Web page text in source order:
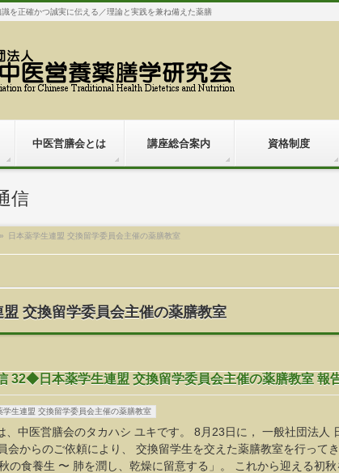
を正確かつ誠実に伝える／理論と実践を兼ね備えた薬膳
中医営膳会とは 講座総合案内 資格制度
信
» 日本薬学生連盟 交換留学委員会主催の薬膳教室
盟 交換留学委員会主催の薬膳教室
32◆日本薬学生連盟 交換留学委員会主催の薬膳教室 報
学生連盟 交換留学委員会主催の薬膳教室
、中医営膳会のタカハシ ユキです。 8月23日に， 一般社団法人
会からのご依頼により、 交換留学生を交えた薬膳教室を行って
の食養生 〜 肺を潤し、乾燥に留意する」。 これから迎える初